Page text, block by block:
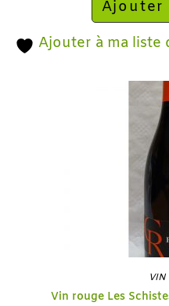
Ajouter
Ajouter à ma liste
VIN
Vin rouge Les